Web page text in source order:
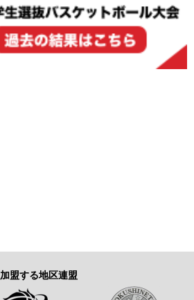
加盟する地区連盟